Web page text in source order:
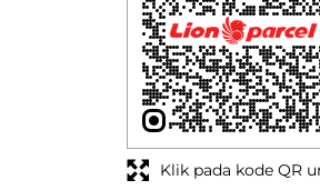
Klik pada kode QR